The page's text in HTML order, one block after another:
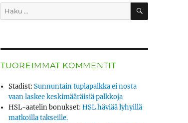
Etsi: HAKU
TUOREIMMAT KOMMENTIT
Stadist:Sunnuntain tuplapalkka ei nosta
vaan laskee keskimääräisiä palkkoja
HSL-aatelin bonukset:HSL häviää lyhyillä
matkoilla takseille.